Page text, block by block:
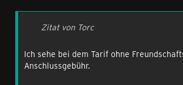
Zitat von Torc
Ich sehe bei dem Tarif ohne
Anschlussgebühr.